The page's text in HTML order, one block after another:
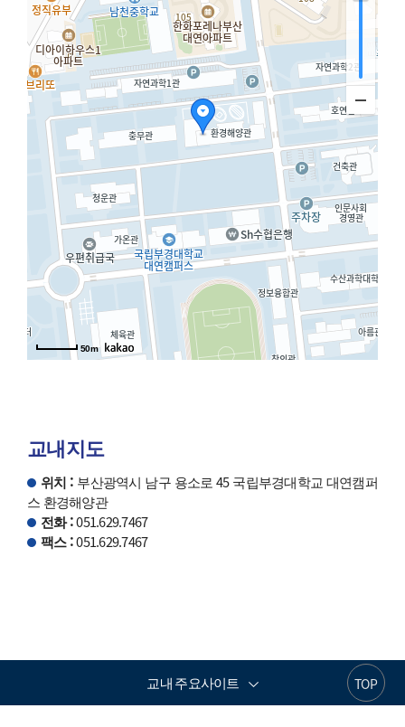
50m
교내지도
위치 : 부산광역시 남구 용소로 45 국립부경대학교 대연캠퍼
스 환경해양관
전화 :051.629.7467
팩스 :051.629.7467
TOP
교내 주요사이트